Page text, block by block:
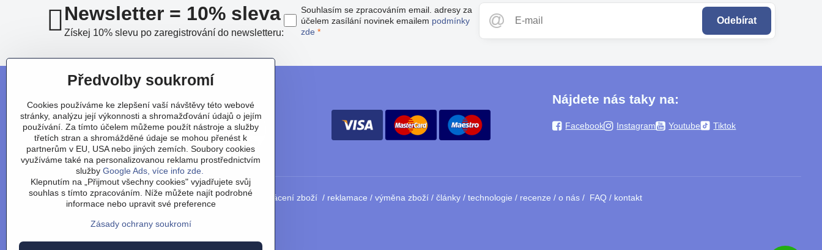
Newsletter = 10% sleva
Získej 10% slevu po zaregistrování do newsletteru:
Odebírat
Souhlasím se zpracováním email. adresy za
účelem zasílání novinek emailem podmínky
zde *
Nájdete nás taky na:
Facebook Instagram Youtube Tiktok
Obchodní podmínky vrácení zboží/ reklamace / výměna zboží/ články/ technologie / recenze / o nás/ FAQ/ kontakt
Předvolby soukromí
Cookies používáme ke zlepšení vaší návštěvy této webové
stránky, analýzu její výkonnosti a shromažďování údajů o jejím
používání. Za tímto účelem můžeme použít nástroje a služby
třetích stran a shromážděné údaje se mohou přenést k
partnerům v EU, USA nebo jiných zemích. Soubory cookies
využíváme také na personalizovanou reklamu prostřednictvím
služby Google Ads, více info zde.
Klepnutím na „Přijmout všechny cookies" vyjadřujete svůj
souhlas s tímto zpracováním. Níže můžete najít podrobné
informace nebo upravit své preference
Zásady ochrany soukromí